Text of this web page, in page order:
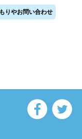
りやお問い合わせ